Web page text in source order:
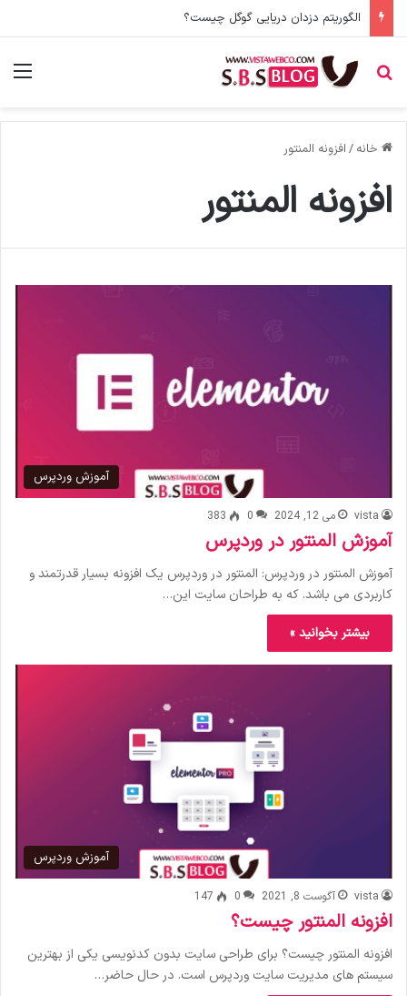
الگوریتم دزدان دریایی گوگل چیست؟
جستجو برای
خانه / افزونه المنتور
افزونه المنتور
آموزش وردپرس
vista می 12, 2024 0
383
آموزش المنتور در وردپرس
آموزش المنتور در وردپرس: المنتور در وردپرس یک افزونه بسیار قدرتمند و
کاربردی می باشد. که به طراحان سایت این…
بیشتر بخوانید »
آموزش وردپرس
vista آگوست 8, 2021 0
147
افزونه المنتور چیست؟
افزونه المنتور چیست؟ برای طراحی سایت بدون کدنویسی یکی از بهترین
سیستم های مدیریت سایت وردپرس است. در حال حاضر…